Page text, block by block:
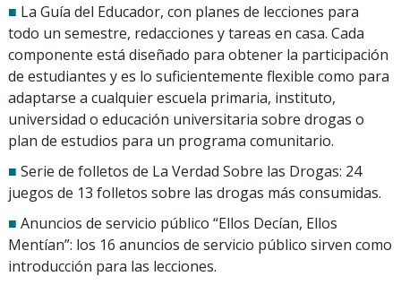
■ La Guía del Educador, con planes de lecciones para
todo un semestre, redacciones y tareas en casa. Cada
componente está diseñado para obtener la participación
de estudiantes y es lo suficientemente flexible como para
adaptarse a cualquier escuela primaria, instituto,
universidad o educación universitaria sobre drogas o
plan de estudios para un programa comunitario.
■ Serie de folletos de La Verdad Sobre las Drogas: 24
juegos de 13 folletos sobre las drogas más consumidas.
■ Anuncios de servicio público “Ellos Decían, Ellos
Mentían”: los 16 anuncios de servicio público sirven como
introducción para las lecciones.